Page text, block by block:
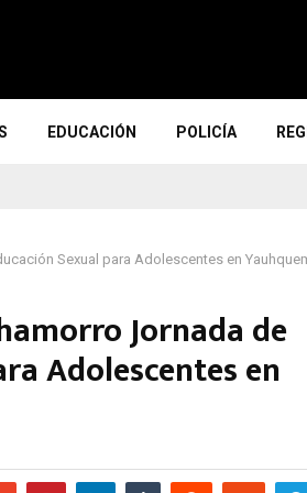
EDUCACIÓN POLICÍA
Sexual para Adolescentes en
Jornada de
Adolescentes en